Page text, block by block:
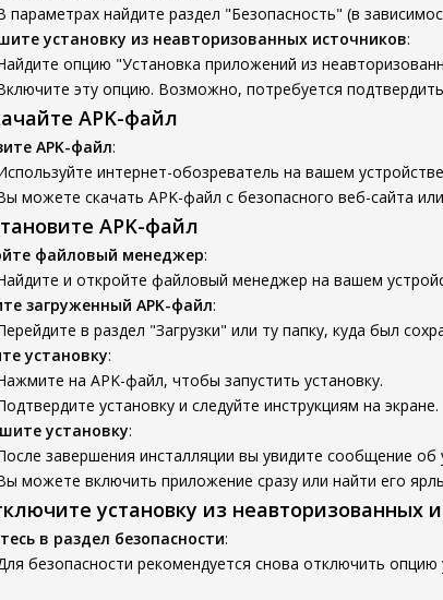
параметрах найдите раздел "Безопасность" (в
установку из неавторизованных источников:
опцию "Установка приложений из
эту опцию. Возможно, потребуется
APK-файл
APK-файл:
интернет-обозреватель на вашем
можете скачать APK-файл с безопасного веб-сайта
APK-файл
файловый менеджер:
и откройте файловый менеджер на вашем
загруженный APK-файл:
в раздел "Загрузки" или ту папку, куда был
установку:
на APK-файл, чтобы запустить установку.
установку и следуйте инструкциям на экране.
установку:
завершения инсталляции вы увидите сообщение об
можете включить приложение сразу или найти его
установку из неавторизованных
в раздел безопасности:
безопасности рекомендуется снова отключить